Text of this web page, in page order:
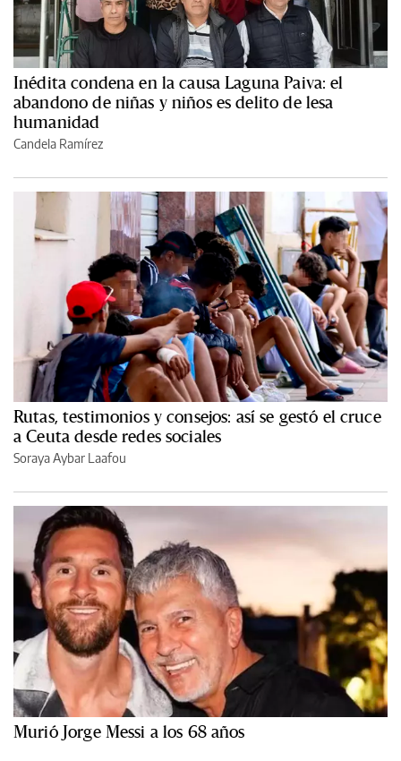
Inédita condena en la causa Laguna Paiva: el
abandono de niñas y niños es delito de lesa
humanidad
Candela Ramírez
Rutas, testimonios y consejos: así se gestó el cruce
a Ceuta desde redes sociales
Soraya Aybar Laafou
Murió Jorge Messi a los 68 años